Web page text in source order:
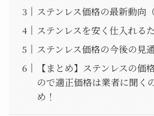
ステンレス価格の最新動向
ステンレスを安く仕入れる
ステンレス価格の今後の見
【まとめ】ステンレスの価
ので適正価格は業者に聞く
め！